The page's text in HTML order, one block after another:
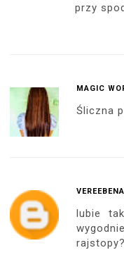
przy
MAGIC
Śliczna
lubie
rajstopy?